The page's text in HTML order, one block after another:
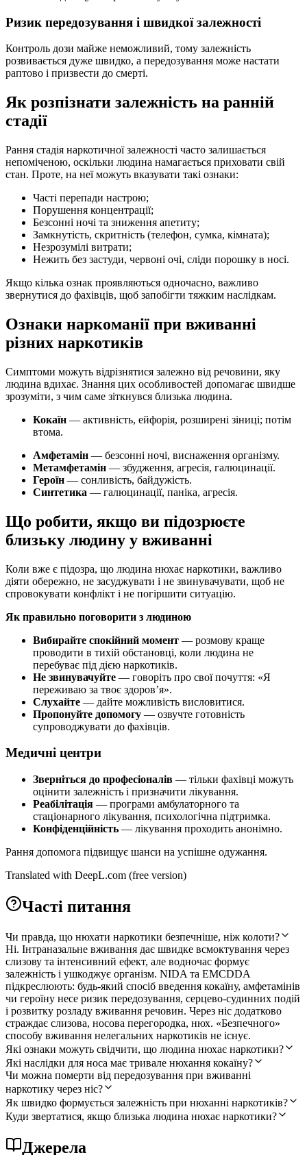
Ризик передозування і швидкої залежності
Контроль дози майже неможливий, тому залежність
розвивається дуже швидко, а передозування може настати
раптово і призвести до смерті.
Як розпізнати залежність на ранній
стадії
Рання стадія наркотичної залежності часто залишається
непоміченою, оскільки людина намагається приховати свій
стан. Проте, на неї можуть вказувати такі ознаки:
Часті перепади настрою;
Порушення концентрації;
Безсонні ночі та зниження апетиту;
Замкнутість, скритність (телефон, сумка, кімната);
Незрозумілі витрати;
Нежить без застуди, червоні очі, сліди порошку в носі.
Якщо кілька ознак проявляються одночасно, важливо
звернутися до фахівців, щоб запобігти тяжким наслідкам.
Ознаки наркоманії при вживанні
різних наркотиків
Симптоми можуть відрізнятися залежно від речовини, яку
людина вдихає. Знання цих особливостей допомагає швидше
зрозуміти, з чим саме зіткнувся близька людина.
Кокаїн — активність, ейфорія, розширені зіниці; потім
втома.
Амфетамін — безсонні ночі, виснаження організму.
Метамфетамін — збудження, агресія, галюцинації.
Героїн — сонливість, байдужість.
Синтетика — галюцинації, паніка, агресія.
Що робити, якщо ви підозрюєте
близьку людину у вживанні
Коли вже є підозра, що людина нюхає наркотики, важливо
діяти обережно, не засуджувати і не звинувачувати, щоб не
спровокувати конфлікт і не погіршити ситуацію.
Як правильно поговорити з людиною
Вибирайте спокійний момент — розмову краще
проводити в тихій обстановці, коли людина не
перебуває під дією наркотиків.
Не звинувачуйте — говоріть про свої почуття: «Я
переживаю за твоє здоров’я».
Слухайте — дайте можливість висловитися.
Пропонуйте допомогу — озвучте готовність
супроводжувати до фахівців.
Медичні центри
Зверніться до професіоналів — тільки фахівці можуть
оцінити залежність і призначити лікування.
Реабілітація — програми амбулаторного та
стаціонарного лікування, психологічна підтримка.
Конфіденційність — лікування проходить анонімно.
Рання допомога підвищує шанси на успішне одужання.
Translated with DeepL.com (free version)
Часті питання
Чи правда, що нюхати наркотики безпечніше, ніж колоти?
Ні. Інтраназальне вживання дає швидке всмоктування через
слизову та інтенсивний ефект, але водночас формує
залежність і ушкоджує організм. NIDA та EMCDDA
підкреслюють: будь-який спосіб введення кокаїну, амфетамінів
чи героїну несе ризик передозування, серцево-судинних подій
і розвитку розладу вживання речовин. Через ніс додатково
страждає слизова, носова перегородка, нюх. «Безпечного»
способу вживання нелегальних наркотиків не існує.
Які ознаки можуть свідчити, що людина нюхає наркотики?
Які наслідки для носа має тривале нюхання кокаїну?
Чи можна померти від передозування при вживанні
наркотику через ніс?
Як швидко формується залежність при нюханні наркотиків?
Куди звертатися, якщо близька людина нюхає наркотики?
Джерела